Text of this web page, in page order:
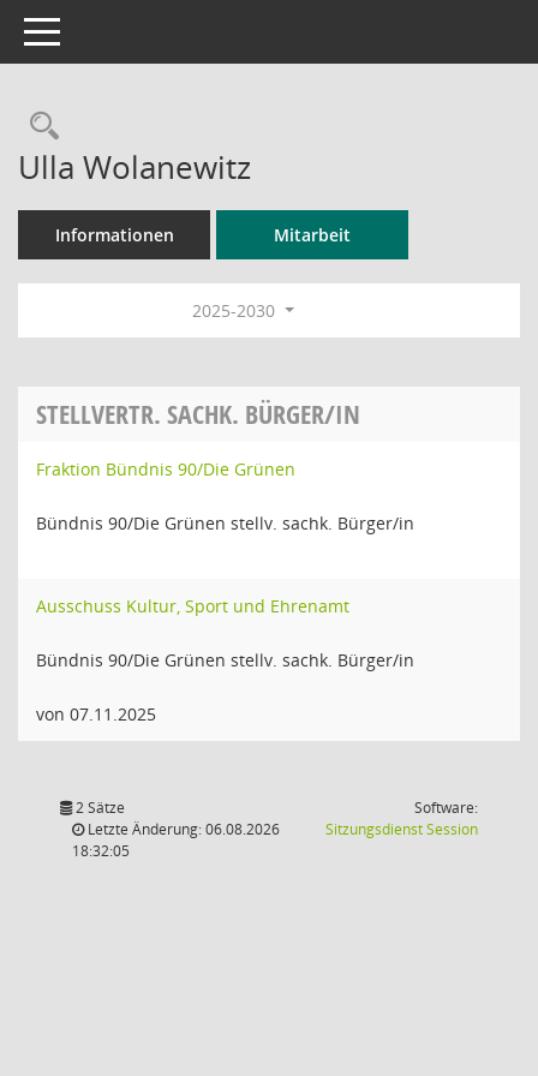
Toggle navigation
Rechercheauswahl
Ulla Wolanewitz
Informationen Mitarbeit
2025-2030
STELLVERTR. SACHK. BÜRGER/IN
Fraktion Bündnis 90/Die Grünen
Bündnis 90/Die Grünen stellv. sachk. Bürger/in
Ausschuss Kultur, Sport und Ehrenamt
Bündnis 90/Die Grünen stellv. sachk. Bürger/in
von 07.11.2025
2 Sätze
Letzte Änderung: 06.08.2026
18:32:05
Software:
SitzungsdienstSession(Wird in